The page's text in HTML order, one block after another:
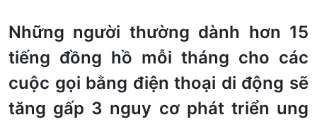
Những người thường dành hơn 15
tiếng đồng hồ mỗi tháng cho các
cuộc gọi bằng điện thoại di động sẽ
tăng gấp 3 nguy cơ phát triển ung